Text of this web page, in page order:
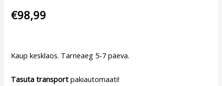
€98,99
Kaup kesklaos. Tarneaeg 5-7 päeva.
Tasuta transport pakiautomaati!